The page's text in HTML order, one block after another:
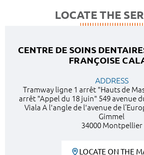
LOCATE THE
CENTRE DE SOINS
FRANÇOISE
ADDRESS
Tramway ligne 1 arrêt "Hauts de
arrêt "Appel du 18 juin" 549 avenue
Viala A l'angle de l'avenue de
Gimmel
34000 Montpellier
LOCATE ON THE